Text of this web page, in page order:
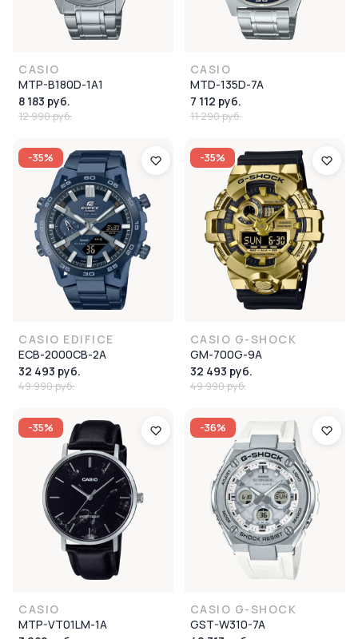
CASIO
MTP-B180D-1A1
8 183 руб.
12 990 руб.
CASIO
MTD-135D-7A
7 112 руб.
11 290 руб.
-35%
CASIO EDIFICE
ECB-2000CB-2A
32 493 руб.
49 990 руб.
-35%
CASIO G-SHOCK
GM-700G-9A
32 493 руб.
49 990 руб.
-35%
CASIO
MTP-VT01LM-1A
-36%
CASIO G-SHOCK
GST-W310-7A